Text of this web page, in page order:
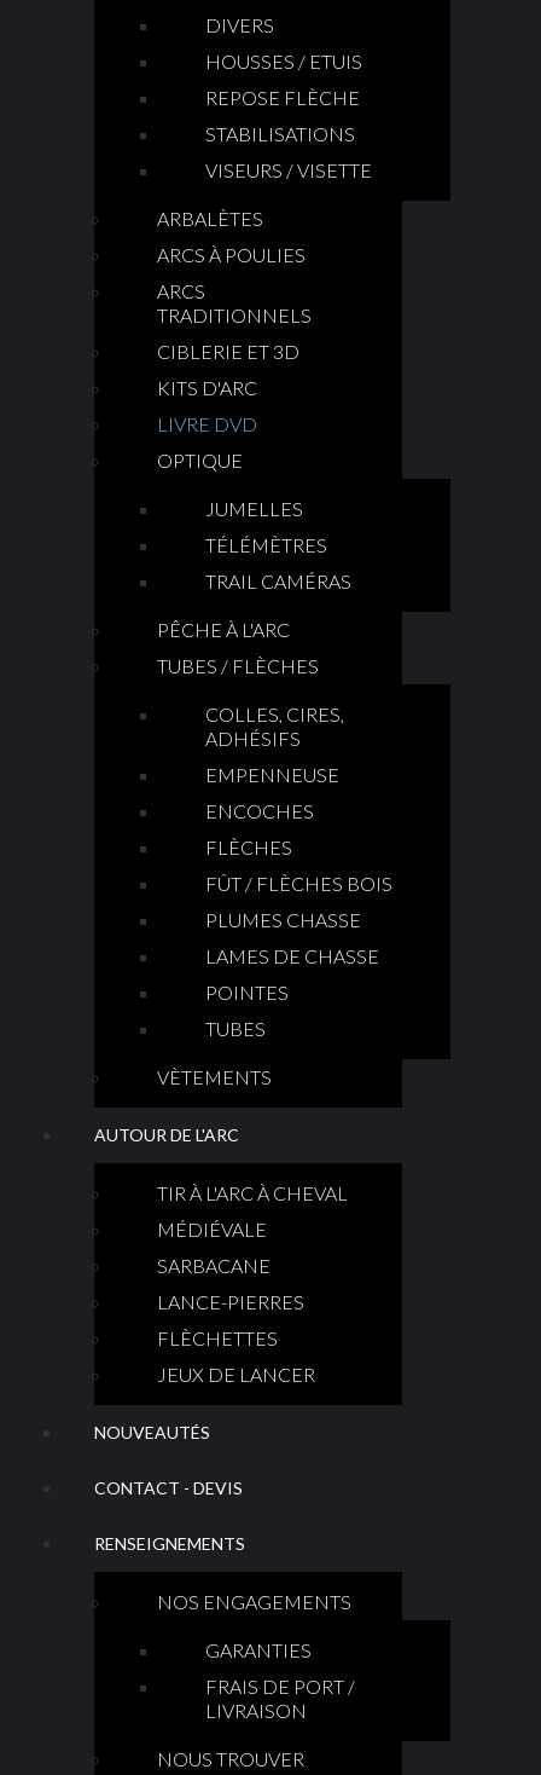
DIVERS
HOUSSES / ETUIS
REPOSE FLÈCHE
STABILISATIONS
VISEURS / VISETTE
ARBALÈTES
ARCS À POULIES
ARCS
TRADITIONNELS
CIBLERIE ET 3D
KITS D'ARC
LIVRE DVD
OPTIQUE
JUMELLES
TÉLÉMÈTRES
TRAIL CAMÉRAS
PÊCHE À L'ARC
TUBES / FLÈCHES
COLLES, CIRES,
ADHÉSIFS
EMPENNEUSE
ENCOCHES
FLÈCHES
FÛT / FLÈCHES BOIS
PLUMES CHASSE
LAMES DE CHASSE
POINTES
TUBES
VÈTEMENTS
AUTOUR DE L'ARC
TIR À L'ARC À CHEVAL
MÉDIÉVALE
SARBACANE
LANCE-PIERRES
FLÈCHETTES
JEUX DE LANCER
NOUVEAUTÉS
CONTACT - DEVIS
RENSEIGNEMENTS
NOS ENGAGEMENTS
GARANTIES
FRAIS DE PORT /
LIVRAISON
NOUS TROUVER